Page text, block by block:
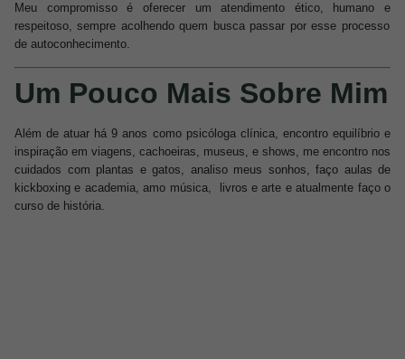
Meu compromisso é oferecer umatendimento ético, humano e
respeitoso, sempre acolhendo quem busca passar por esse processo
de autoconhecimento.
Um Pouco Mais Sobre Mim
Além de atuar há 9 anos como psicóloga clínica, encontro equilíbrio e
inspiração em viagens, cachoeiras, museus, e shows, me encontro nos
cuidados com plantas e gatos, analiso meus sonhos, faço aulas de
kickboxing e academia, amo música, livros e arte e atualmente faço o
curso de história.